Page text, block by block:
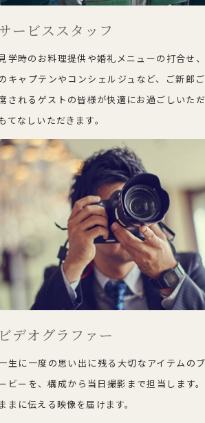
ービススタッフ
学時のお料理提供や婚礼メニューの打合せ
キャプテンやコンシェルジュなど、ご新郎
されるゲストの皆様が快適にお過ごしいた
てなしいただきます。
デオグラファー
生に一度の思い出に残る大切なアイテムの
ビーを、構成から当日撮影まで担当します
まに伝える映像を届けます。